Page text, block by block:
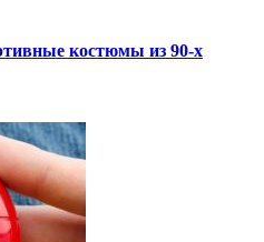
костюмы из 90-х